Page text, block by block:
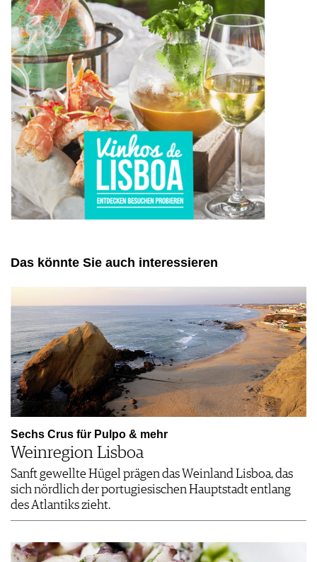
Das könnte Sie auch interessieren
Sechs Crus für Pulpo & mehr
Weinregion Lisboa
Sanft gewellte Hügel prägen das Weinland Lisboa, das
sich nördlich der portugiesischen Hauptstadt entlang
des Atlantiks zieht.